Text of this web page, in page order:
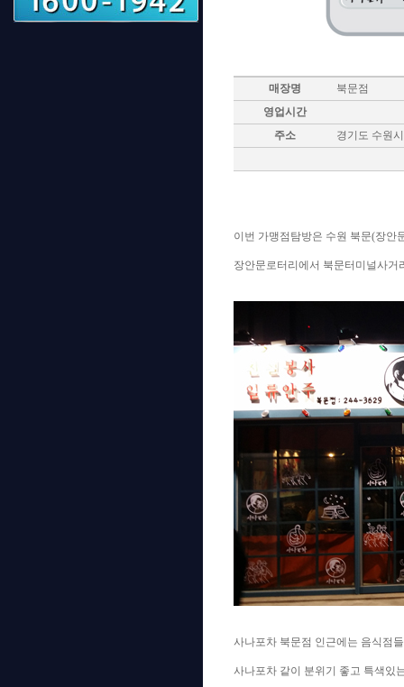
매장명
북문점
영업시간
주소
경기도 수원
이번 가맹점탐방은 수원 북문(장안
장안문로터리에서 북문터미널사
사나포차 북문점 인근에는 음식점
사나포차 같이 분위기 좋고 특색있